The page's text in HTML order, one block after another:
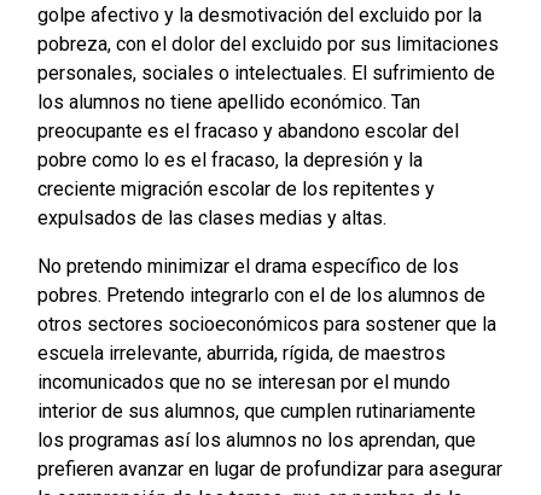
golpe afectivo y la desmotivación del excluido por la
pobreza, con el dolor del excluido por sus limitaciones
personales, sociales o intelectuales. El sufrimiento de
los alumnos no tiene apellido económico. Tan
preocupante es el fracaso y abandono escolar del
pobre como lo es el fracaso, la depresión y la
creciente migración escolar de los repitentes y
expulsados de las clases medias y altas.
No pretendo minimizar el drama específico de los
pobres. Pretendo integrarlo con el de los alumnos de
otros sectores socioeconómicos para sostener que la
escuela irrelevante, aburrida, rígida, de maestros
incomunicados que no se interesan por el mundo
interior de sus alumnos, que cumplen rutinariamente
los programas así los alumnos no los aprendan, que
prefieren avanzar en lugar de profundizar para asegurar